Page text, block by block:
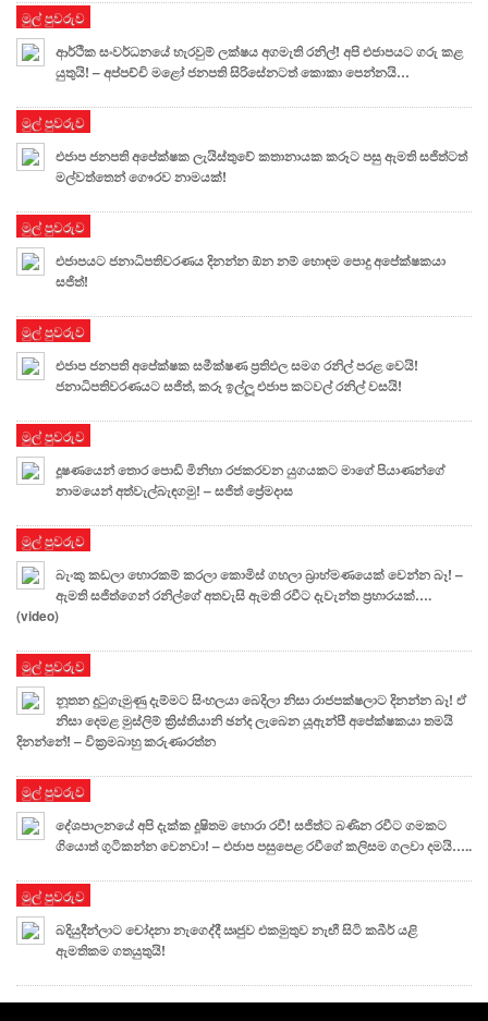
මුල් පුවරුව
ආර්ථික සංවර්ධනයේ හැරවුම් ලක්ෂය අගමැති රනිල්! අපි එජාපයට ගරු කළ
යුතුයි! – අප්පච්චි මළෝ ජනපති සිරිසේනටත් කොකා පෙන්නයි…
මුල් පුවරුව
එජාප ජනපති අපේක්ෂක ලැයිස්තුවේ කතානායක කරූට පසු ඇමති සජිත්ටත්
මල්වත්තෙන් ගෞරව නාමයක්!
මුල් පුවරුව
එජාපයට ජනාධිපතිවරණය දිනන්න ඕන නම් හොඳම පොදු අපේක්ෂකයා
සජිත්!
මුල් පුවරුව
එජාප ජනපති අපේක්ෂක සමීක්ෂණ ප්‍රතිඵල සමග රනිල් පරළ වෙයි!
ජනාධිපතිවරණයට සජිත්, කරූ ඉල්ලූ එජාප කටවල් රනිල් වසයි!
මුල් පුවරුව
දූෂණයෙන් තොර පොඩි මිනිහා රජකරවන යුගයකට මාගේ පියාණන්ගේ
නාමයෙන් අත්වැල්බැඳගමු! – සජිත් ප්‍රේමදාස
මුල් පුවරුව
බැංකු කඩලා හොරකම් කරලා කොමිස් ගහලා බ්‍රාහ්මණයෙක් වෙන්න බෑ! –
ඇමති සජිත්ගෙන් රනිල්ගේ අතවැසි ඇමති රවීට දැවැන්ත ප්‍රහාරයක්….
(video)
මුල් පුවරුව
නූතන දුටුගැමුණු දැම්මට සිංහලයා බෙදිලා නිසා රාජපක්ෂලාට දිනන්න බෑ! ඒ
නිසා දෙමළ මුස්ලිම් ක්‍රිස්තියානි ඡන්ද ලැබෙන යූඇන්පී අපේක්ෂකයා තමයි
දිනන්නේ! – වික්‍රමබාහු කරුණාරත්න
මුල් පුවරුව
දේශපාලනයේ අපි දැක්ක දූෂිතම හොරා රවී! සජිත්ට බණින රවීට ගමකට
ගියොත් ගුටිකන්න වෙනවා! – එජාප පසුපෙළ රවීගේ කලිසම ගලවා දමයි…..
මුල් පුවරුව
බදියුදීන්ලාට චෝදනා නැගෙද්දී ඍජුව එකමුතුව නැඟී සිටි කබීර් යළි
ඇමතිකම ගතයුතුයි!